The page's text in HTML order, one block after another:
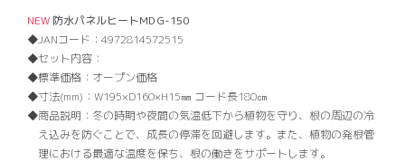
NEW 防水パネルヒートMD G-150
JANコード： 4972814572515
セット内容：
標準価格： オープン価格
寸法(mm)： W195×D160×H15㎜ コード長180㎝
商品説明： 冬の時期や夜間の気温低下から植物を守り、根の周辺の冷
え込みを防ぐことで、成長の停滞を回避します。また、植物の発根管
理における最適な温度を保ち、根の働きをサポートします。